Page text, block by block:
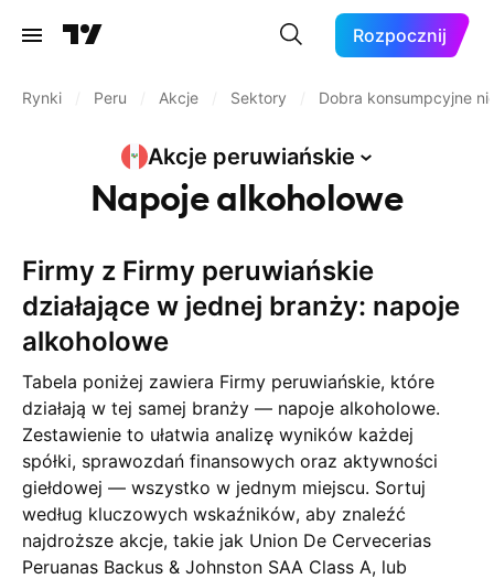
Rozpocznij
Rynki Peru Akcje Sektory Dobra konsumpcyjne
Akcje peruwiańskie
Napoje alkoholowe
Firmy z Firmy peruwiańskie
działające w jednej branży: napoje
alkoholowe
Tabela poniżej zawiera Firmy peruwiańskie, które
działają w tej samej branży — napoje alkoholowe.
Zestawienie to ułatwia analizę wyników każdej
spółki, sprawozdań finansowych oraz aktywności
giełdowej — wszystko w jednym miejscu. Sortuj
według kluczowych wskaźników, aby znaleźć
najdroższe akcje, takie jak Union De Cervecerias
Peruanas Backus & Johnston SAA Class A, lub